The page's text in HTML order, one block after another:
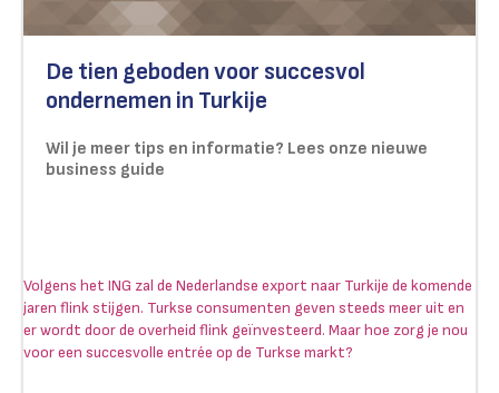
De tien geboden voor succesvol
ondernemen in Turkije
Wil je meer tips en informatie? Lees onze nieuwe
business guide
Volgens het ING zal de Nederlandse export naar Turkije de komende
jaren flink stijgen. Turkse consumenten geven steeds meer uit en
er wordt door de overheid flink geïnvesteerd. Maar hoe zorg je nou
voor een succesvolle entrée op de Turkse markt?